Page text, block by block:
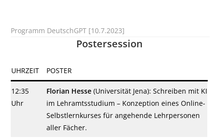
Programm DeutschGPT [10.7.2023]
Postersession
UHRZEIT POSTER
12:35
Uhr
Florian Hesse (Universität Jena): Schreiben mit KI
im Lehramtsstudium – Konzeption eines Online-
Selbstlernkurses für angehende Lehrpersonen
aller Fächer.